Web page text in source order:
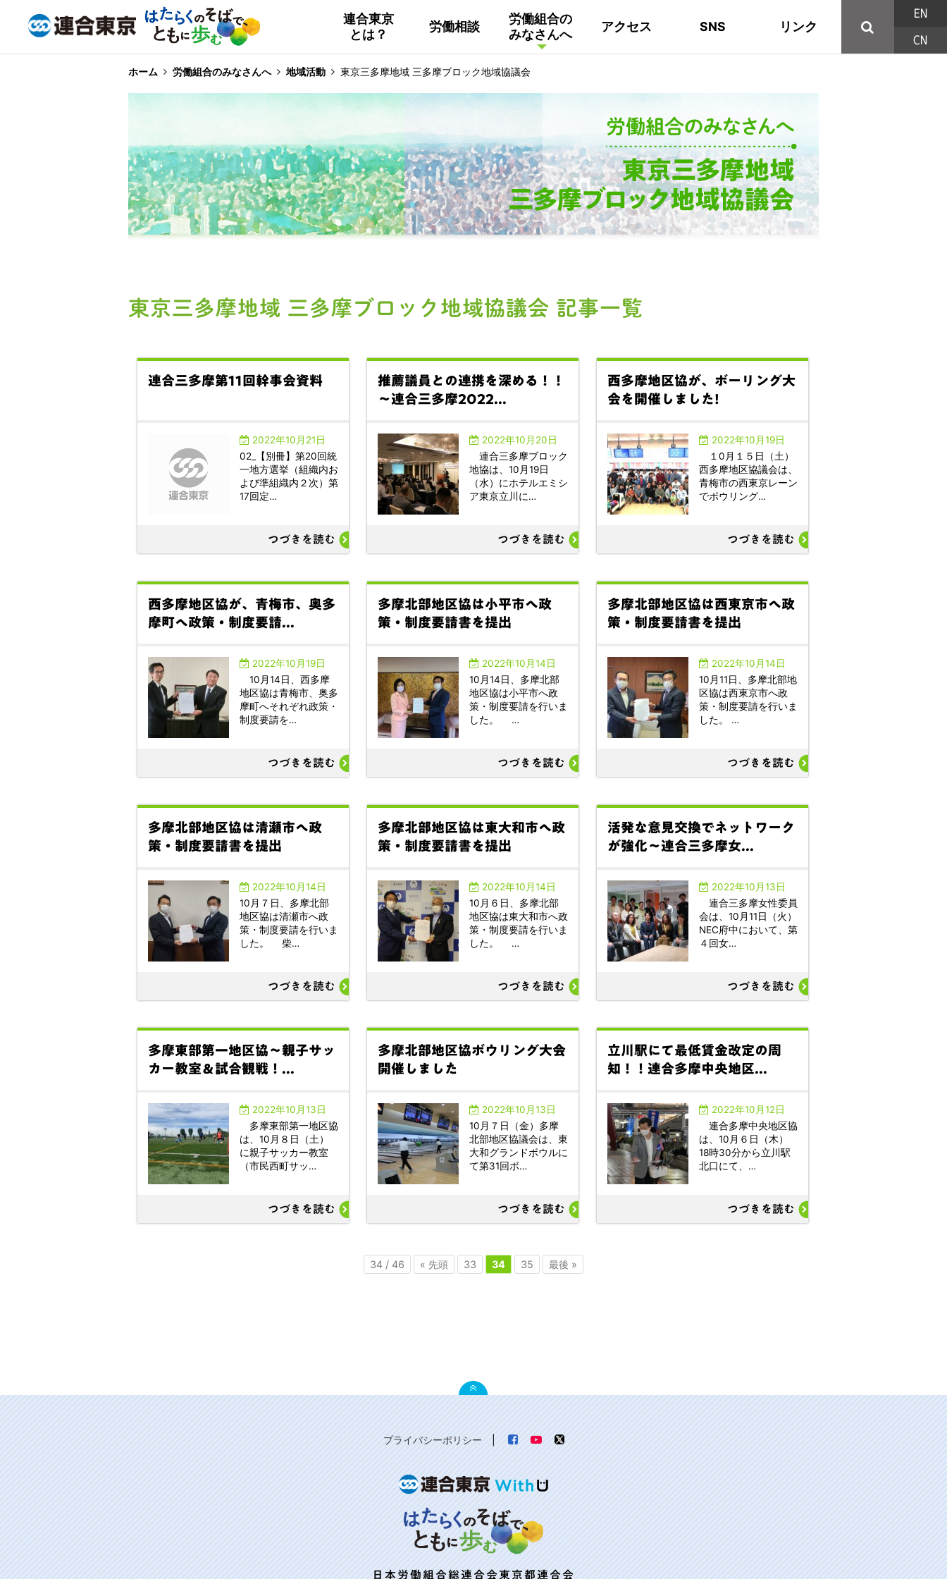
連合東京
とは？
組織概要 44の構成組織 主な取り組み
印刷用パンフレット
労働相談
労働組合の
みなさんへ
活動 地域活動 資料
連合東京方針
東京NET ログイン
アクセス
連合東京 東部ブロック地協 西北ブロック
三多摩ブロック地協
SNS
Facebook YouTube X/Twitter
リンク
EN
CN
ホーム 労働組合のみなさんへ 地域活動 東京三多摩地域 三多摩ブロック地域協議会
東京三多摩地域 三多摩ブロック地域協議会 記事一覧
連合三多摩第11回幹事会資料
2022年10月21日
02_【別冊】第20回統
一地方選挙（組織内お
よび準組織内２次）第
17回定…
つづきを読む
推薦議員との連携を深める！！
～連合三多摩2022...
2022年10月20日
連合三多摩ブロック
地協は、10月19日
（水）にホテルエミシ
ア東京立川に…
つづきを読む
西多摩地区協が、ボーリング大
会を開催しました!
2022年10月19日
１0月１５日（土）
西多摩地区協議会は、
青梅市の西東京レーン
でボウリング…
つづきを読む
西多摩地区協が、青梅市、奥多
摩町へ政策・制度要請...
2022年10月19日
10月14日、西多摩
地区協は青梅市、奥多
摩町へそれぞれ政策・
制度要請を…
つづきを読む
多摩北部地区協は小平市へ政
策・制度要請書を提出
2022年10月14日
10月14日、多摩北部
地区協は小平市へ政
策・制度要請を行いま
した。 …
つづきを読む
多摩北部地区協は西東京市へ政
策・制度要請書を提出
2022年10月14日
10月11日、多摩北部地
区協は西東京市へ政
策・制度要請を行いま
した。 …
つづきを読む
多摩北部地区協は清瀬市へ政
策・制度要請書を提出
2022年10月14日
10月７日、多摩北部
地区協は清瀬市へ政
策・制度要請を行いま
した。 柴…
つづきを読む
多摩北部地区協は東大和市へ政
策・制度要請書を提出
2022年10月14日
10月６日、多摩北部
地区協は東大和市へ政
策・制度要請を行いま
した。 …
つづきを読む
活発な意見交換でネットワーク
が強化～連合三多摩女...
2022年10月13日
連合三多摩女性委員
会は、10月11日（火）
NEC府中において、第
４回女…
つづきを読む
多摩東部第一地区協～親子サッ
カー教室＆試合観戦！...
2022年10月13日
多摩東部第一地区協
は、10月８日（土）
に親子サッカー教室
（市民西町サッ…
つづきを読む
多摩北部地区協ボウリング大会
開催しました
2022年10月13日
10月７日（金）多摩
北部地区協議会は、東
大和グランドボウルに
て第31回ボ…
つづきを読む
立川駅にて最低賃金改定の周
知！！連合多摩中央地区...
2022年10月12日
連合多摩中央地区協
は、10月６日（木）
18時30分から立川駅
北口にて、…
つづきを読む
34 / 46 « 先頭 33 34 35 最後 »
プライバシーポリシー
日本労働組合総連合会東京都連合会